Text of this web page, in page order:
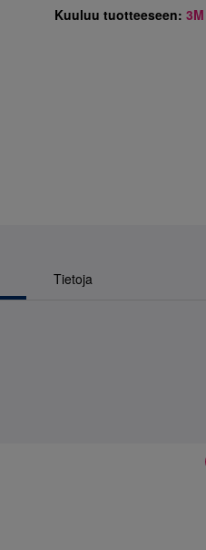
Kuuluu tuotteeseen:
Tietoja